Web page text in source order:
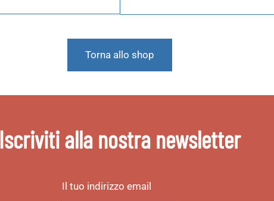
Torna allo shop
Iscriviti alla nostra newsletter